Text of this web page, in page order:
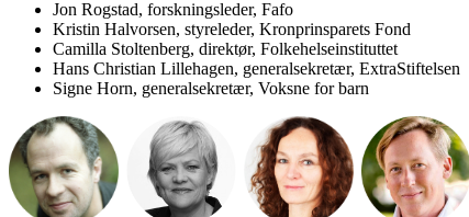
Jon Rogstad, forskningsleder, Fafo
Kristin Halvorsen, styreleder, Kronprinsparets Fond
Camilla Stoltenberg, direktør, Folkehelseinstituttet
Hans Christian Lillehagen, generalsekretær, ExtraStiftelsen
Signe Horn, generalsekretær, Voksne for barn